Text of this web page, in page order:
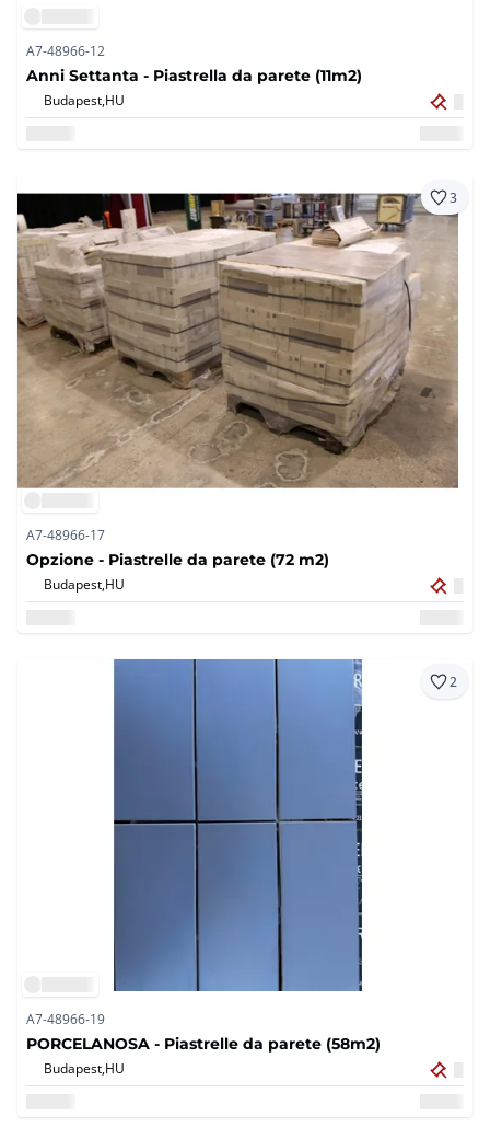
A7-48966-12
Anni Settanta - Piastrella da parete (11m2)
Budapest,HU
3
A7-48966-17
Opzione - Piastrelle da parete (72 m2)
Budapest,HU
2
A7-48966-19
PORCELANOSA - Piastrelle da parete (58m2)
Budapest,HU